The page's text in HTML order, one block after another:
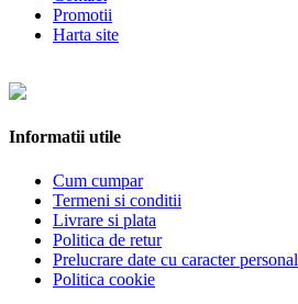
Promotii
Harta site
Informatii utile
Cum cumpar
Termeni si conditii
Livrare si plata
Politica de retur
Prelucrare date cu caracter personal
Politica cookie